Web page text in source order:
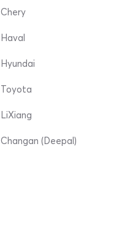
Chery
Haval
Hyundai
Toyota
LiXiang
Changan (Deepal)